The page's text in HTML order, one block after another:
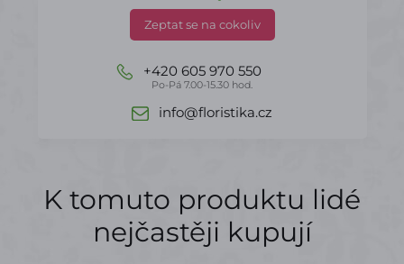
Zeptat se na cokoliv
+420 605 970 550
Po-Pá 7.00-15.30 hod.
info@floristika.cz
K tomuto produktu lidé
nejčastěji kupují